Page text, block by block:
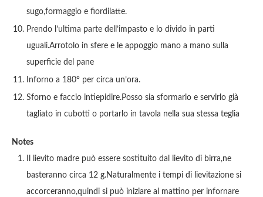
sugo,formaggio e fiordilatte.
Prendo l’ultima parte dell’impasto e lo divido in parti
uguali.Arrotolo in sfere e le appoggio mano a mano sulla
superficie del pane
Inforno a 180° per circa un’ora.
Sforno e faccio intiepidire.Posso sia sformarlo e servirlo già
tagliato in cubotti o portarlo in tavola nella sua stessa teglia
Notes
Il lievito madre può essere sostituito dal lievito di birra,ne
basteranno circa 12 g.Naturalmente i tempi di lievitazione si
accorceranno,quindi si può iniziare al mattino per infornare